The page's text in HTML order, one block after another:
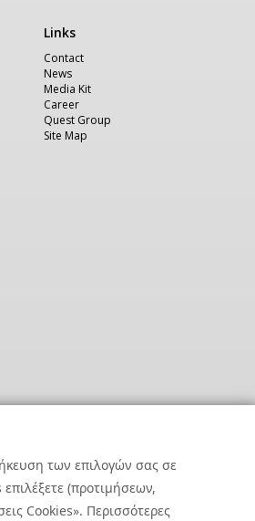
των επιλογών σας σε
(προτιμήσεων,
Cookies». Περισσότερες
Χρήσιμα
Links
Contact
News
Media Kit
Career
Quest Group
Site Map